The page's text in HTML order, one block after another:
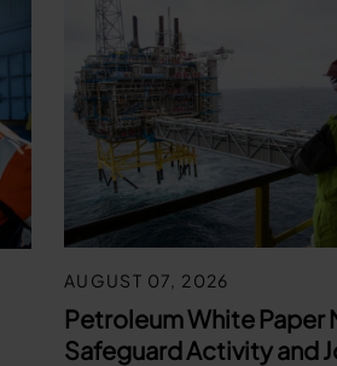
AUGUST 07, 2026
Petroleum White Paper
Safeguard Activity and